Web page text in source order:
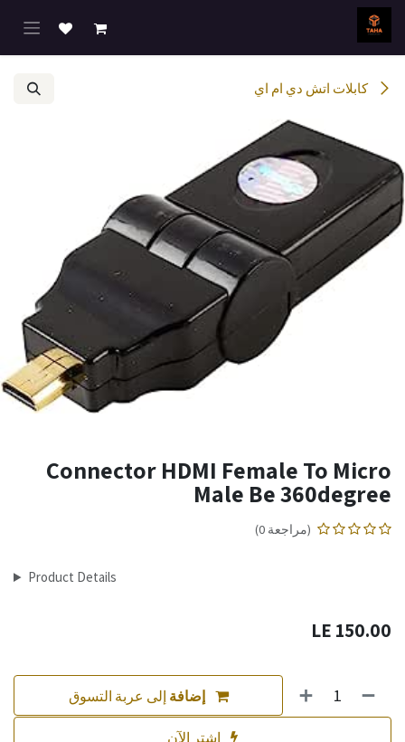
تخطي للذهاب إلى المحتوى
كابلات اتش دي ام اي
Connector HDMI Female To Micro
Male Be 360degree
(مراجعة 0)
Product Details
150.00
إضافة إلى عربة التسوق